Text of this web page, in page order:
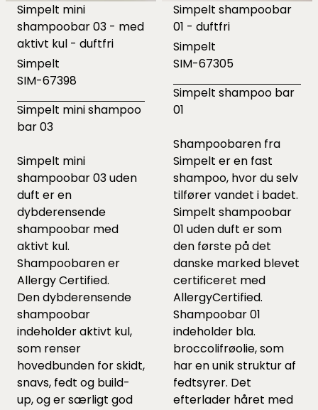
Simpelt mini
shampoobar 03 - med
aktivt kul - duftfri
Simpelt
SIM-67398
Simpelt mini shampoo
bar 03
Simpelt mini
shampoobar 03 uden
duft er en
dybderensende
shampoobar med
aktivt kul.
Shampoobaren er
Allergy Certified.
Den dybderensende
shampoobar
indeholder aktivt kul,
som renser
hovedbunden for skidt,
snavs, fedt og build-
up, og er særligt god
Simpelt shampoobar
01 - duftfri
Simpelt
SIM-67305
Simpelt shampoo bar
01
Shampoobaren fra
Simpelt er en fast
shampoo, hvor du selv
tilfører vandet i badet.
Simpelt shampoobar
01 uden duft er som
den første på det
danske marked blevet
certificeret med
AllergyCertified.
Shampoobar 01
indeholder bla.
broccolifrøolie, som
har en unik struktur af
fedtsyrer. Det
efterlader håret med